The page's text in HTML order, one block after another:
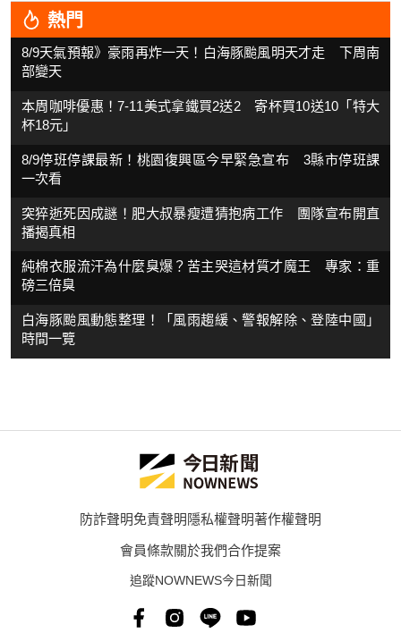
熱門
8/9天氣預報》豪雨再炸一天！白海豚颱風明天才走 下周南
部變天
本周咖啡優惠！7-11美式拿鐵買2送2 寄杯買10送10「特大
杯18元」
8/9停班停課最新！桃園復興區今早緊急宣布 3縣市停班課
一次看
突猝逝死因成謎！肥大叔暴瘦遭猜抱病工作 團隊宣布開直
播揭真相
純棉衣服流汗為什麼臭爆？苦主哭這材質才魔王 專家：重
磅三倍臭
白海豚颱風動態整理！「風雨趨緩、警報解除、登陸中國」
時間一覽
防詐聲明免責聲明隱私權聲明著作權聲明
會員條款關於我們合作提案
追蹤NOWNEWS今日新聞